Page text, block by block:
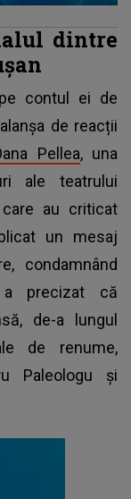
dintre
contul ei de
de reacții
Pellea, una
ale teatrului
au criticat
un mesaj
condamnând
a precizat că
de-a lungul
de renume,
Paleologu și